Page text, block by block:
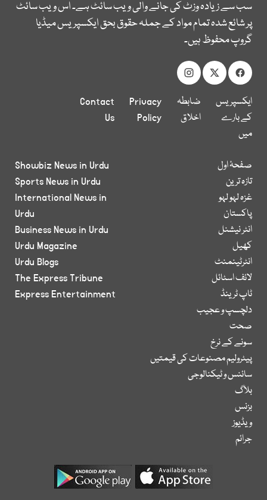
سب سے زیادہ وزٹ کی جانے والی ویب سائٹ ہے۔ اس ویب سائٹ
پر شائع شدہ تمام مواد کے جملہ حقوق بحق ایکسپریس میڈیا
گروپ محفوظ ہیں۔
ایکسپریس
کے بارے
میں
ضابطہ
اخلاق
Privacy
Policy
Contact
Us
صفحۂ اول
تازہ ترین
غزہ لہو لہو
پاکستان
انٹر نیشنل
کھیل
انٹرٹینمنٹ
لائف اسٹائل
ٹاپ ٹرینڈ
دلچسپ و عجیب
صحت
سونے کے نرخ
پیٹرولیم مصنوعات کی قیمتیں
سائنس و ٹیکنالوجی
بلاگ
بزنس
ویڈیوز
جرائم
Showbiz News in Urdu
Sports News in Urdu
International News in
Urdu
Business News in Urdu
Urdu Magazine
Urdu Blogs
The Express Tribune
Express Entertainment